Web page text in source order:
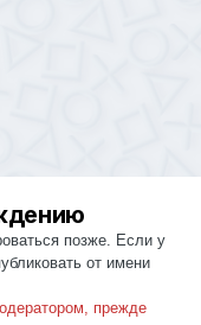
позже. Если у
от имени
прежде